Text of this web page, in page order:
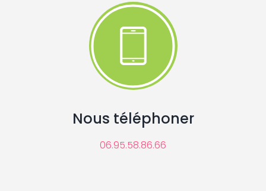
Nous téléphoner
06.95.58.86.66